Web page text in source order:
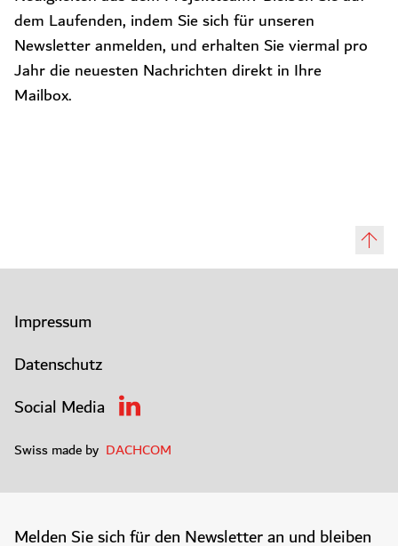
dem Laufenden, indem Sie sich für unseren
Newsletter anmelden, und erhalten Sie viermal pro
Jahr die neuesten Nachrichten direkt in Ihre
Mailbox.
Impressum
Datenschutz
Social Media
Swiss made by DACHCOM
Melden Sie sich für den Newsletter an und bleiben